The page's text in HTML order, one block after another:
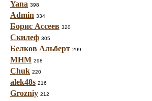
Yana 398
Admin 334
Борис Ассеев 320
Скилеф 305
Белков Альберт 299
МНМ 298
Chuk 220
alek48s 216
Grozniy 212